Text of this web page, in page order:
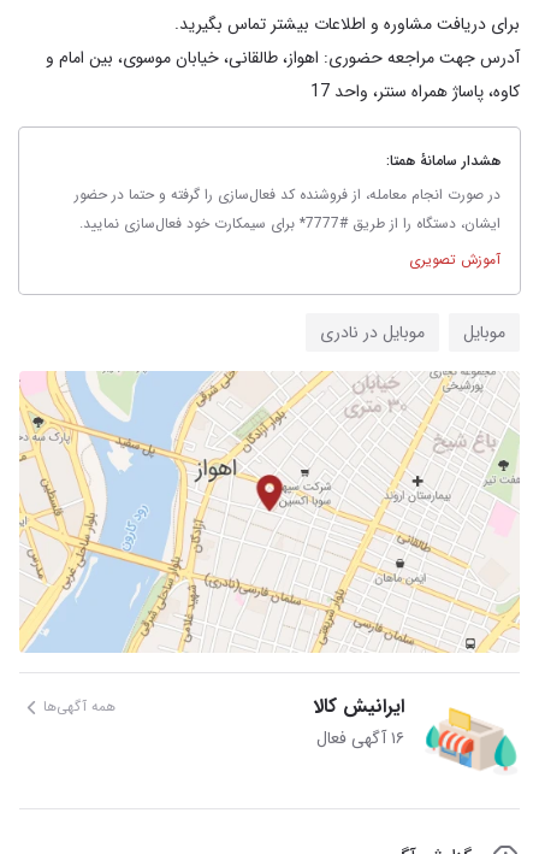
آدرس جهت مراجعه حضوری: اهواز، طالقانی، خیابان موسوی، بین امام و
کاوه، پاساژ همراه سنتر، واحد 17
هشدار سامانهٔ همتا:
در صورت انجام معامله، از فروشنده کد فعال‌سازی را گرفته و حتما در حضور
ایشان، دستگاه را از طریق #7777* برای سیمکارت خود فعال‌سازی نمایید.
آموزش تصویری
موبایل موبایل در نادری
ایرانیش کالا همه آگهی‌ها
۱۶ آگهی فعال